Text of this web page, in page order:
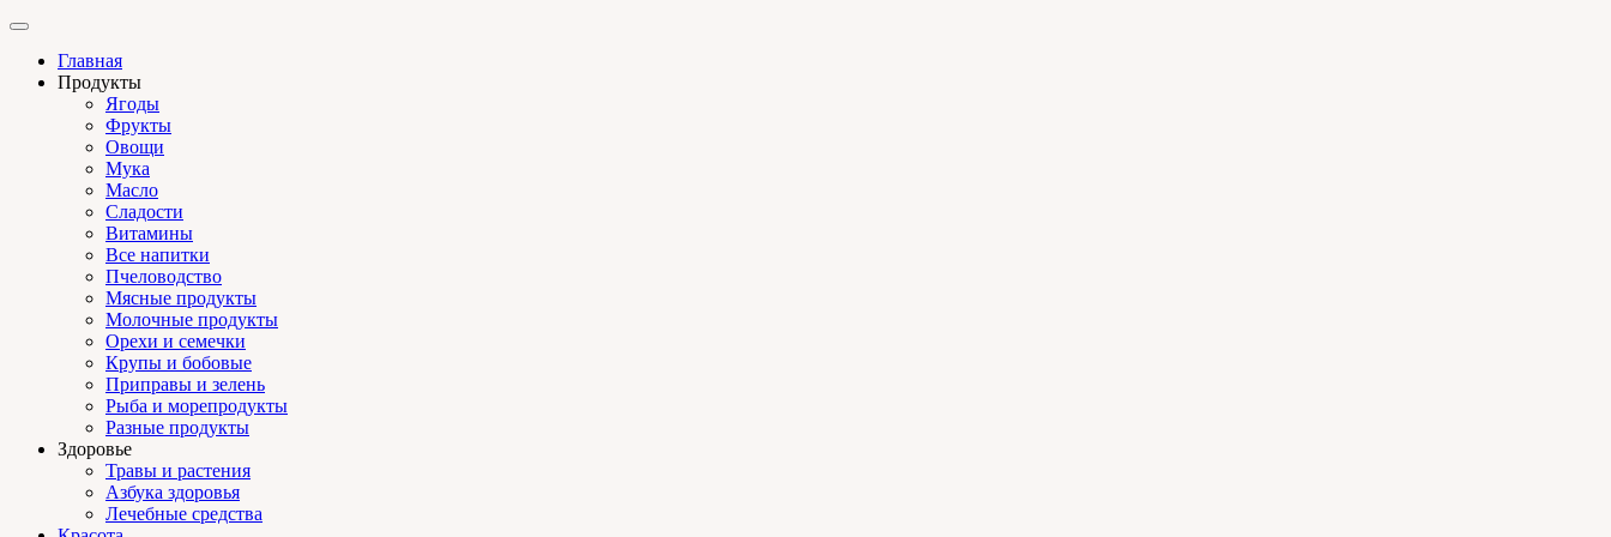
Главная
Продукты
Ягоды
Фрукты
Овощи
Мука
Масло
Сладости
Витамины
Все напитки
Пчеловодство
Мясные продукты
Молочные продукты
Орехи и семечки
Крупы и бобовые
Приправы и зелень
Рыба и морепродукты
Разные продукты
Здоровье
Травы и растения
Азбука здоровья
Лечебные средства